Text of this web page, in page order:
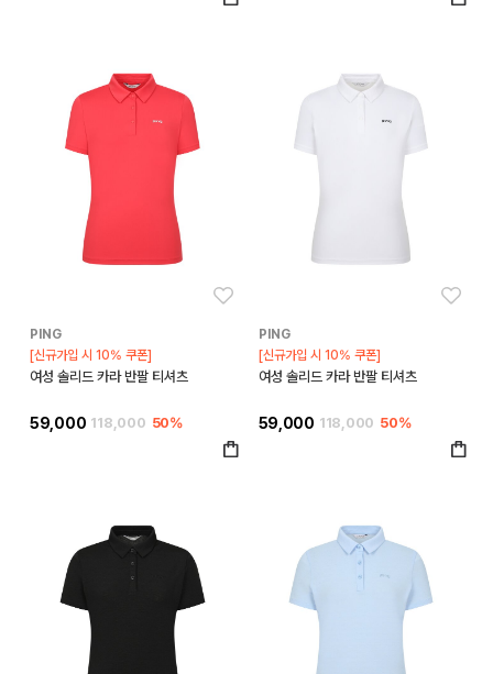
PING
[신규가입 시 10% 쿠폰]
여성 솔리드 카라 반팔 티셔츠
59,000 118,000 50%
PING
[신규가입 시 10% 쿠폰]
여성 솔리드 카라 반팔 티셔츠
59,000 118,000 50%